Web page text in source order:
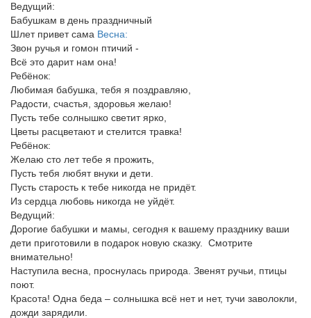
Ведущий:
Бабушкам в день праздничный
Шлет привет сама Весна:
Звон ручья и гомон птичий -
Всё это дарит нам она!
Ребёнок:
Любимая бабушка, тебя я поздравляю,
Радости, счастья, здоровья желаю!
Пусть тебе солнышко светит ярко,
Цветы расцветают и стелится травка!
Ребёнок:
Желаю сто лет тебе я прожить,
Пусть тебя любят внуки и дети.
Пусть старость к тебе никогда не придёт.
Из сердца любовь никогда не уйдёт.
Ведущий:
Дорогие бабушки и мамы, сегодня к вашему празднику ваши
дети приготовили в подарок новую сказку. Смотрите
внимательно!
Наступила весна, проснулась природа. Звенят ручьи, птицы
поют.
Красота! Одна беда – солнышка всё нет и нет, тучи заволокли,
дожди зарядили.